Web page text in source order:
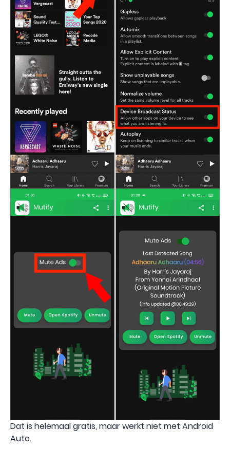
Dat is helemaal gratis, maar werkt niet met Android
Auto.